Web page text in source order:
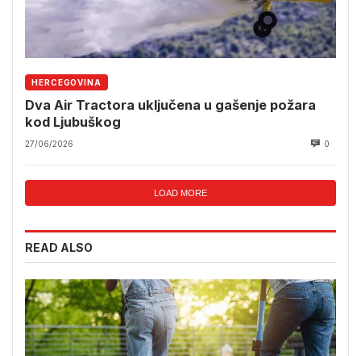
HERCEGOVINA
Dva Air Tractora uključena u gašenje požara
kod Ljubuškog
27/06/2026 0
LOAD MORE
READ ALSO